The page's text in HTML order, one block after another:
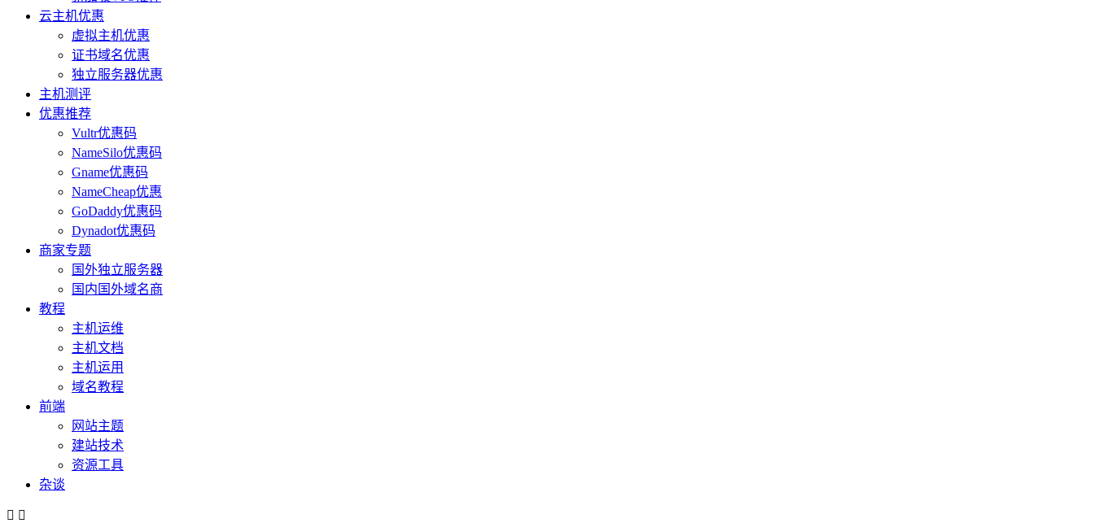
云主机优惠
虚拟主机优惠
证书域名优惠
独立服务器优惠
主机测评
优惠推荐
Vultr优惠码
NameSilo优惠码
Gname优惠码
NameCheap优惠
GoDaddy优惠码
Dynadot优惠码
商家专题
国外独立服务器
国内国外域名商
教程
主机运维
主机文档
主机运用
域名教程
前端
网站主题
建站技术
资源工具
杂谈
 